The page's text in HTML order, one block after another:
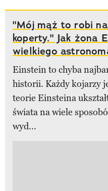
"Mój mąż to robi
koperty." Jak żona
wielkiego
Einstein to chyba
historii. Każdy kojarzy
teorie Einsteina
świata na wiele
wyd...